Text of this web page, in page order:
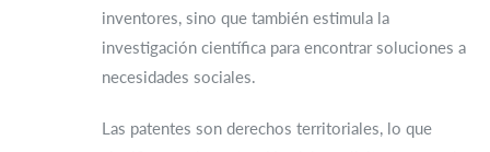
inventores, sino que también estimula la
investigación científica para encontrar soluciones a
necesidades sociales.
Las patentes son derechos territoriales, lo que